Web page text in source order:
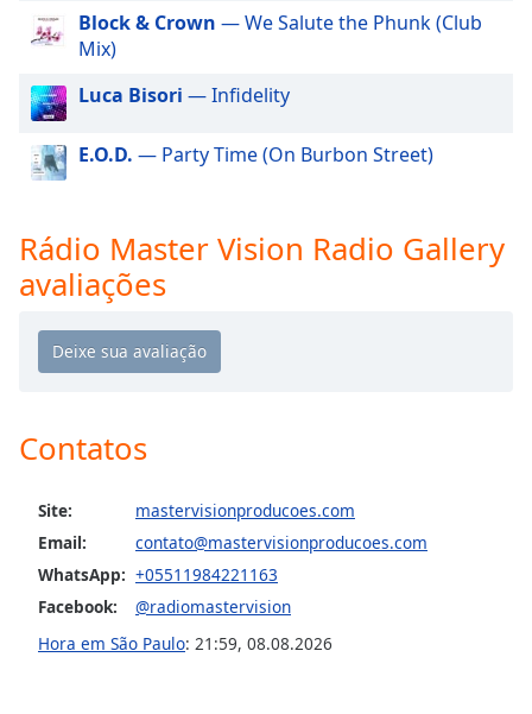
Opacity
Text
Background
Color
Caption
Background
Edge
Style
Rádio Master Vision Ellus Connection
Rádio Master Vision Clássicas & Orquestras
Rádio Master Vision Rede Fisiosat
Block & Crown — We Salute the Phunk (Club
Mix)
Luca Bisori — Infidelity
E.O.D. — Party Time (On Burbon Street)
Rádio Master Vision Radio Gallery
avaliações
Contatos
Site:
mastervisionproducoes.com
Email:
contato@mastervisionproducoes.com
WhatsApp: +05511984221163
Facebook:
@radiomastervision
Hora em São Paulo: 21:59, 08.08.2026